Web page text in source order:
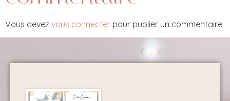
Vous devez vous connecter pour publier un commentaire.